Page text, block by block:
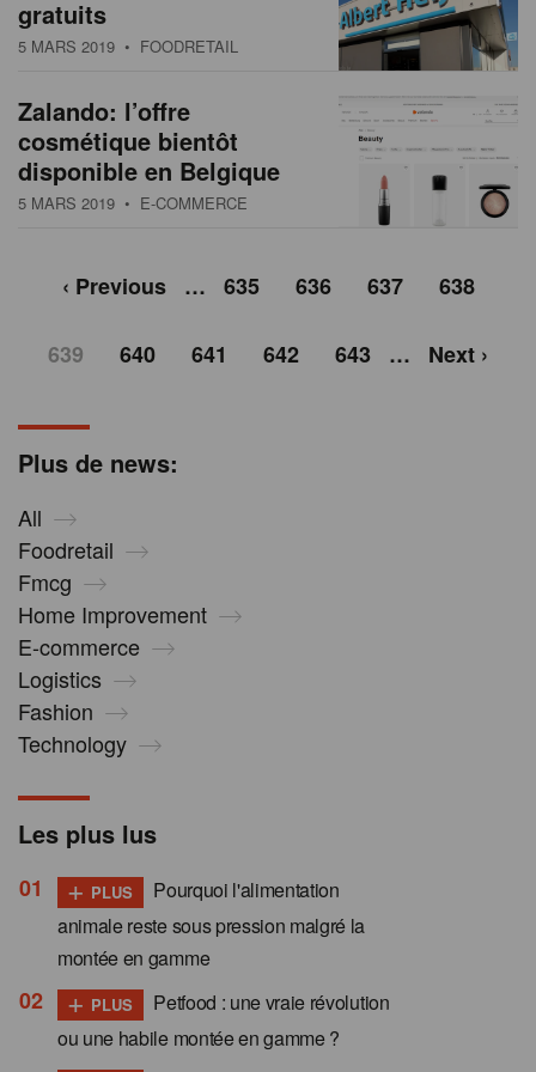
Plus de news:
All
Foodretail
Fmcg
Home Improvement
E-commerce
Logistics
Fashion
Technology
gratuits
5 MARS 2019 • FOODRETAIL
Zalando: l’offre
cosmétique bientôt
disponible en Belgique
5 MARS 2019 • E-COMMERCE
‹ Previous … 635 636 637 638
639 640 641 642 643 … Next ›
Les plus lus
+ PLUS
Pourquoi l'alimentation
animale reste sous pression malgré la
montée en gamme
+ PLUS
Petfood : une vraie révolution
ou une habile montée en gamme ?